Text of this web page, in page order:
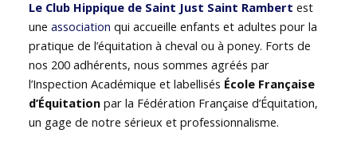
Le Club Hippique de Saint Just Saint Rambert est
uneassociation qui accueille enfants et adultes pour la
pratique de l’équitation à cheval ou à poney. Forts de
nos 200 adhérents, nous sommes agréés par
l’Inspection Académique et labellisés École Française
d’Équitation par la Fédération Française d’Équitation,
un gage de notre sérieux et professionnalisme.